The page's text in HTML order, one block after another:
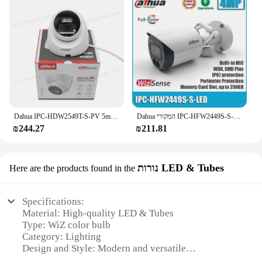
Dahua IPC-HDW2549T-S-PV 5mp צבע מלא חכם כפול אור פעיל ניקוי רשת Poke מצלמת IP 2-דרך אודיו sd
₪244.27
Dahua המקורי IPC-HFW2449S-S-LED 4mp poe ip67 צבע מלא מובנה מיקרופון smd בתוספת מצלמת רשת קוסמי כדור
₪211.81
Here are the products found in the נורות LED & Tubes
Specifications:
Material: High-quality LED & Tubes
Type: WiZ color bulb
Category: Lighting
Design and Style: Modern and versatile